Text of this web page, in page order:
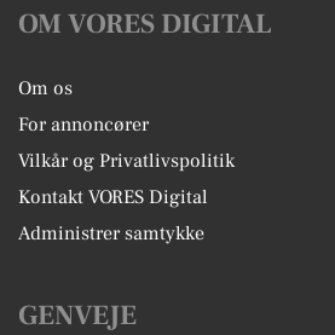
OM VORES DIGITAL
Om os
For annoncører
Vilkår og Privatlivspolitik
Kontakt VORES Digital
Administrer samtykke
GENVEJE